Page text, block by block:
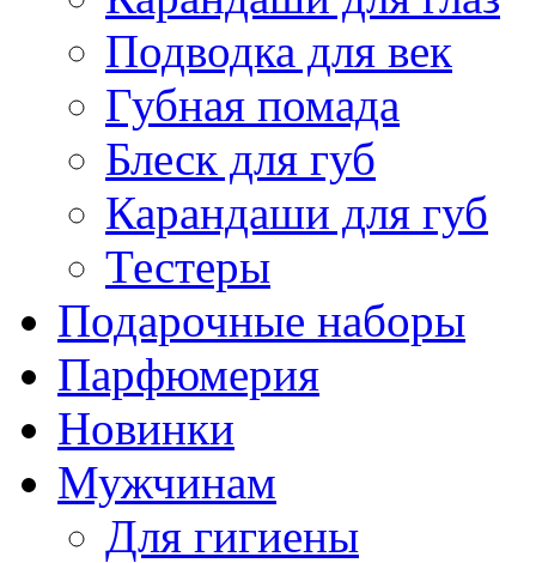
Подводка для век
Губная помада
Блеск для губ
Карандаши для губ
Тестеры
Подарочные наборы
Парфюмерия
Новинки
Мужчинам
Для гигиены